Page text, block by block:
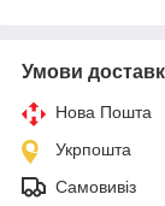
Умови
Нова Пошта
Укрпошта
Самовивіз